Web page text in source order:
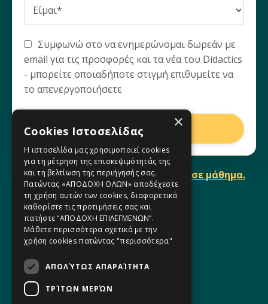
Συμφωνώ στο να ενημερώνομαι δωρεάν με
email για τις προσφορές και τα νέα του Didactics
- μπορείτε οποιαδήποτε στιγμή επιθυμείτε να
το απενεργοποιήσετε
Ξεκίνα δωρεάν
Θες όλο το μάθημα; Κάνε εγγραφή σε μάθημα.
Φόρμα Επικοινωνίας
×
Cookies Ιστοσελίδας
Η ιστοσελίδα μας χρησιμοποιεί cookies
για τη μέτρηση της επισκεψιμότητάς της
και τη βελτίωση της περιήγησής σας.
Πατώντας «ΑΠΟΔΟΧΗ ΟΛΩΝ» αποδέχεστε
τη χρήση αυτών των cookies, διαφορετικά
καθορίστε τις προτιμήσεις σας και
πατήστε “ΑΠΟΔΟΧΗ ΕΠΙΛΕΓΜΕΝΩΝ”.
Μάθετε περισσότερα σχετικά με την
χρήση cookies πατώντας "περισσότερα"
ΑΠΟΛΎΤΩΣ ΑΠΑΡΑΊΤΗΤΑ
ΤΡΊΤΩΝ ΜΕΡΏΝ